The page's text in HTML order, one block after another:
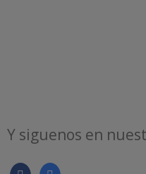
Y siguenos en